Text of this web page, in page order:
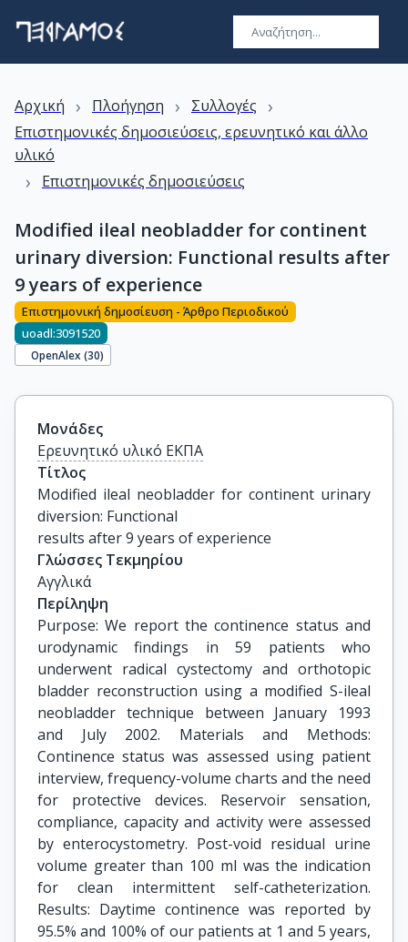
Αρχική › Πλοήγηση › Συλλογές ›
Επιστημονικές δημοσιεύσεις, ερευνητικό και άλλο
υλικό
› Επιστημονικές δημοσιεύσεις
Modified ileal neobladder for continent
urinary diversion: Functional results after
9 years of experience
Επιστημονική δημοσίευση - Άρθρο Περιοδικού
uoadl:3091520
OpenAlex (30)
Μονάδες
Ερευνητικό υλικό ΕΚΠΑ
Τίτλος
Modified ileal neobladder for continent urinary
diversion: Functional
results after 9 years of experience
Γλώσσες Τεκμηρίου
Αγγλικά
Περίληψη
Purpose: We report the continence status and
urodynamic findings in 59 patients who
underwent radical cystectomy and orthotopic
bladder reconstruction using a modified S-ileal
neobladder technique between January 1993
and July 2002. Materials and Methods:
Continence status was assessed using patient
interview, frequency-volume charts and the need
for protective devices. Reservoir sensation,
compliance, capacity and activity were assessed
by enterocystometry. Post-void residual urine
volume greater than 100 ml was the indication
for clean intermittent self-catheterization.
Results: Daytime continence was reported by
95.5% and 100% of our patients at 1 and 5 years,